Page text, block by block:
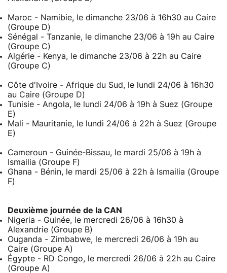
Maroc - Namibie, le dimanche 23/06 à 16h30 au Caire
(Groupe D)
Sénégal - Tanzanie, le dimanche 23/06 à 19h au Caire
(Groupe C)
Algérie - Kenya, le dimanche 23/06 à 22h au Caire
(Groupe C)
Côte d'Ivoire - Afrique du Sud, le lundi 24/06 à 16h30
au Caire (Groupe D)
Tunisie - Angola, le lundi 24/06 à 19h à Suez (Groupe
E)
Mali - Mauritanie, le lundi 24/06 à 22h à Suez (Groupe
E)
Cameroun - Guinée-Bissau, le mardi 25/06 à 19h à
Ismailia (Groupe F)
Ghana - Bénin, le mardi 25/06 à 22h à Ismailia (Groupe
F)
Deuxième journée de la CAN
Nigeria - Guinée, le mercredi 26/06 à 16h30 à
Alexandrie (Groupe B)
Ouganda - Zimbabwe, le mercredi 26/06 à 19h au
Caire (Groupe A)
Égypte - RD Congo, le mercredi 26/06 à 22h au Caire
(Groupe A)